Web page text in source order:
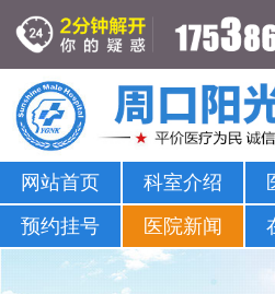
周口哪家医院可以看男科-正规
网站首页 科室介绍
预约挂号
医院新闻